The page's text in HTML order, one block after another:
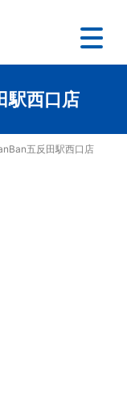
駅西口店
五反田駅西口店